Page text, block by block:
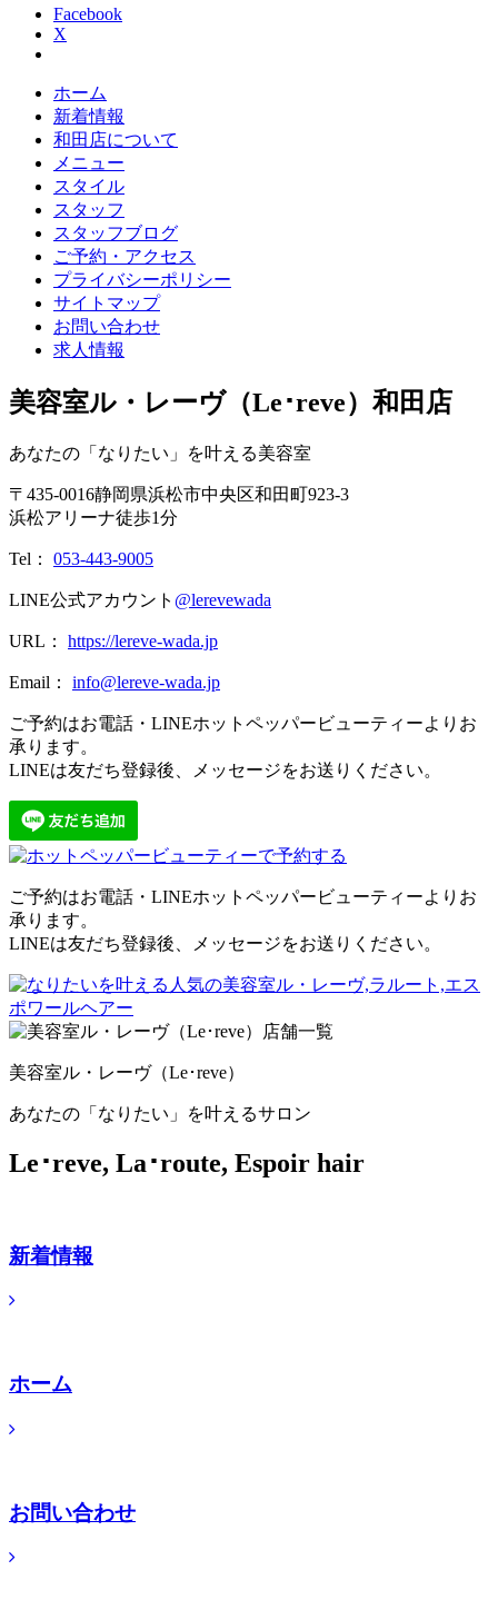
Facebook
X
ホーム
新着情報
和田店について
メニュー
スタイル
スタッフ
スタッフブログ
ご予約・アクセス
プライバシーポリシー
サイトマップ
お問い合わせ
求人情報
美容室ル・レーヴ（Le･reve）和田店
あなたの「なりたい」を叶える美容室
〒 435-0016静岡県浜松市中央区和田町923-3
浜松アリーナ徒歩1分
Tel： 053-443-9005
LINE公式アカウント @lerevewada
URL： https://lereve-wada.jp
Email： info@lereve-wada.jp
ご予約はお電話・LINEホットペッパービューティーよりお
承ります。
LINEは友だち登録後、メッセージをお送りください。
ご予約はお電話・LINEホットペッパービューティーよりお
承ります。
LINEは友だち登録後、メッセージをお送りください。
美容室ル・レーヴ（Le･reve）
あなたの「なりたい」を叶えるサロン
Le･reve, La･route, Espoir hair
新着情報
ホーム
お問い合わせ